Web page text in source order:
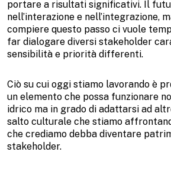
portare a risultati significativi. Il
nell’interazione e nell’integrazione,
compiere questo passo ci vuole
far dialogare diversi stakeholder
sensibilità e priorità differenti.
Ciò su cui oggi stiamo lavorando è
un elemento che possa funzionare
idrico ma in grado di adattarsi ad
salto culturale che stiamo
che crediamo debba diventare
stakeholder.